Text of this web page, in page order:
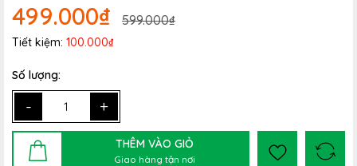
499.000₫ 599.000₫
Tiết kiệm: 100.000₫
Số lượng:
- +
THÊM VÀO GIỎ
Giao hàng tận nơi